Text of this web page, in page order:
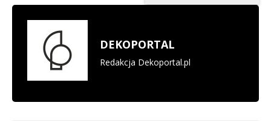
DEKOPORTAL
Redakcja Dekoportal.pl